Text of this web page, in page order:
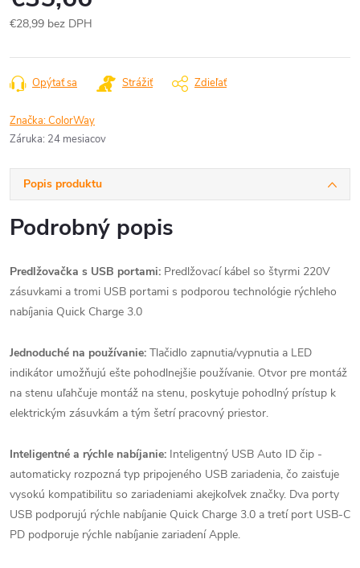
€28,99 bez DPH
cena:
Opýtať sa Strážiť Zdieľať
Značka:ColorWay
Záruka: 24 mesiacov
Popis produktu
Podrobný popis
Predlžovačka s USB portami: Predlžovací kábel so štyrmi 220V
zásuvkami a tromi USB portami s podporou technológie rýchleho
nabíjania Quick Charge 3.0
Jednoduché na používanie: Tlačidlo zapnutia/vypnutia a LED
indikátor umožňujú ešte pohodlnejšie používanie. Otvor pre montáž
na stenu uľahčuje montáž na stenu, poskytuje pohodlný prístup k
elektrickým zásuvkám a tým šetrí pracovný priestor.
Inteligentné a rýchle nabíjanie: Inteligentný USB Auto ID čip -
automaticky rozpozná typ pripojeného USB zariadenia, čo zaisťuje
vysokú kompatibilitu so zariadeniami akejkoľvek značky. Dva porty
USB podporujú rýchle nabíjanie Quick Charge 3.0 a tretí port USB-C
PD podporuje rýchle nabíjanie zariadení Apple.